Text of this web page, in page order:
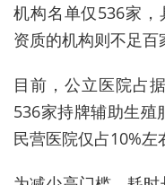
机构名单仅536家，
资质的机构则不足百
目前，公立医院占
536家持牌辅助生殖
民营医院仅占10%左